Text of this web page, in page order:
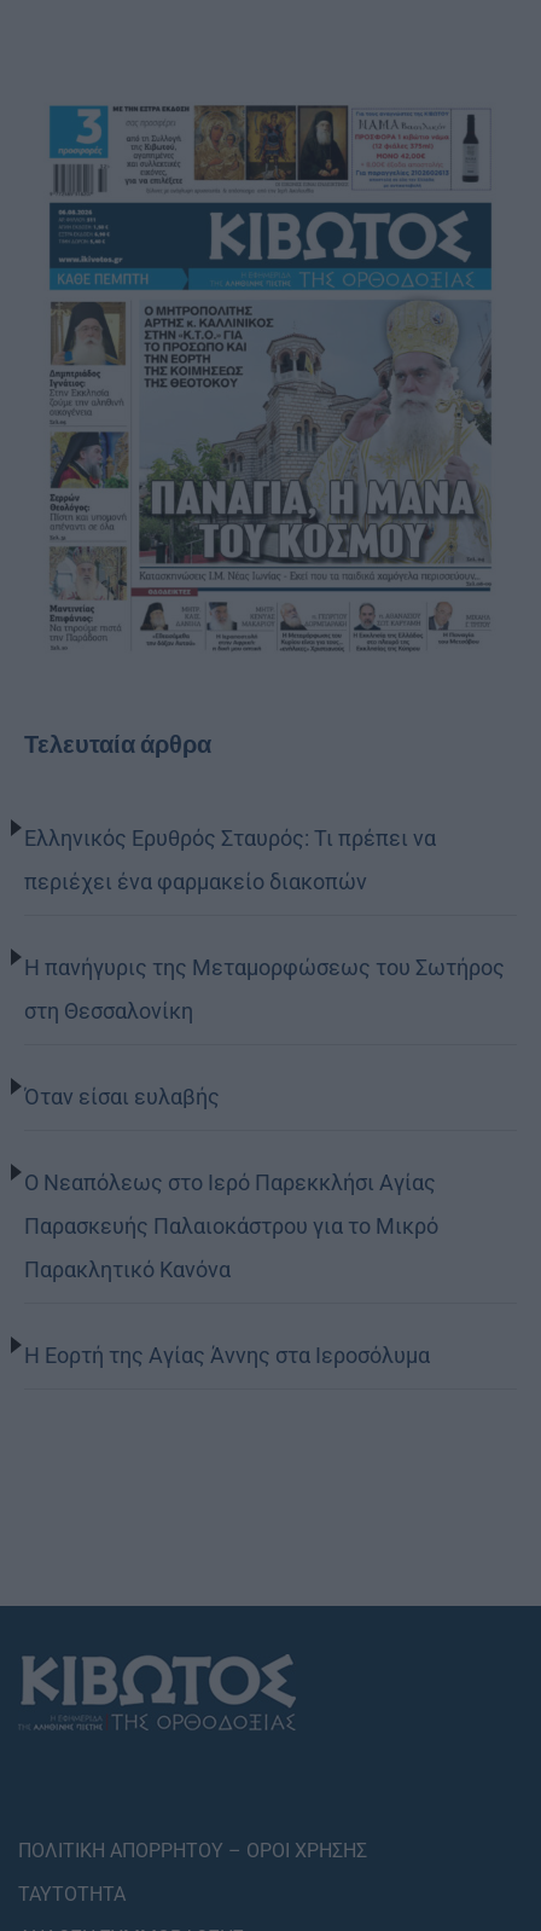
Τελευταία άρθρα
Ελληνικός Ερυθρός Σταυρός: Τι πρέπει να
περιέχει ένα φαρμακείο διακοπών
Η πανήγυρις της Μεταμορφώσεως του Σωτήρος
στη Θεσσαλονίκη
Όταν είσαι ευλαβής
Ο Νεαπόλεως στο Ιερό Παρεκκλήσι Αγίας
Παρασκευής Παλαιοκάστρου για το Μικρό
Παρακλητικό Κανόνα
Η Εορτή της Αγίας Άννης στα Ιεροσόλυμα
ΠΟΛΙΤΙΚΗ ΑΠΟΡΡΗΤΟΥ – ΟΡΟΙ ΧΡΗΣΗΣ
ΤΑΥΤΟΤΗΤΑ